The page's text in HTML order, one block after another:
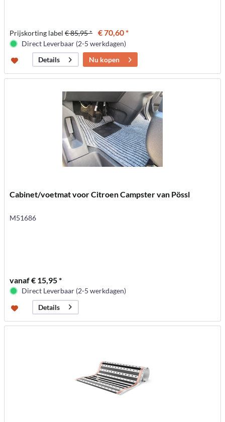
Prijskorting label€ 85,95 * € 70,60 *
Direct Leverbaar (2-5 werkdagen)
Details
Nu kopen
Cabinet/voetmat voor Citroen Campster van Pössl
M51686
vanaf € 15,95 *
Direct Leverbaar (2-5 werkdagen)
Details